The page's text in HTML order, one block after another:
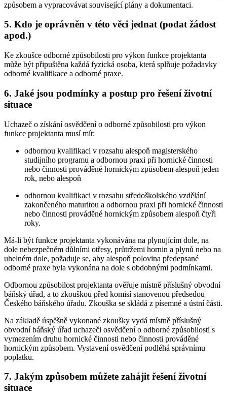
způsobem a vypracovávat související plány a dokumentaci.
5. Kdo je oprávněn v této věci jednat (podat žádost
apod.)
Ke zkoušce odborné způsobilosti pro výkon funkce projektanta
může být připuštěna každá fyzická osoba, která splňuje požadavky
odborné kvalifikace a odborné praxe.
6. Jaké jsou podmínky a postup pro řešení životní
situace
Uchazeč o získání osvědčení o odborné způsobilosti pro výkon
funkce projektanta musí mít:
odbornou kvalifikaci v rozsahu alespoň magisterského
studijního programu a odbornou praxi při hornické činnosti
nebo činnosti prováděné hornickým způsobem alespoň jeden
rok, nebo alespoň
odbornou kvalifikaci v rozsahu středoškolského vzdělání
zakončeného maturitou a odbornou praxi při hornické činnosti
nebo činnosti prováděné hornickým způsobem alespoň čtyři
roky.
Má-li být funkce projektanta vykonávána na plynujícím dole, na
dole nebezpečném důlními otřesy, průtržemi hornin a plynů nebo na
uhelném dole, požaduje se, aby alespoň polovina předepsané
odborné praxe byla vykonána na dole s obdobnými podmínkami.
Odbornou způsobilost projektanta ověřuje místně příslušný obvodní
báňský úřad, a to zkouškou před komisí stanovenou předsedou
Českého báňského úřadu. Zkouška se skládá z písemné a ústní části.
Na základě úspěšně vykonané zkoušky vydá místně příslušný
obvodní báňský úřad uchazeči osvědčení o odborné způsobilosti s
vymezením druhu hornické činnosti nebo činnosti prováděné
hornickým způsobem. Vystavení osvědčení podléhá správnímu
poplatku.
7. Jakým způsobem můžete zahájit řešení životní
situace